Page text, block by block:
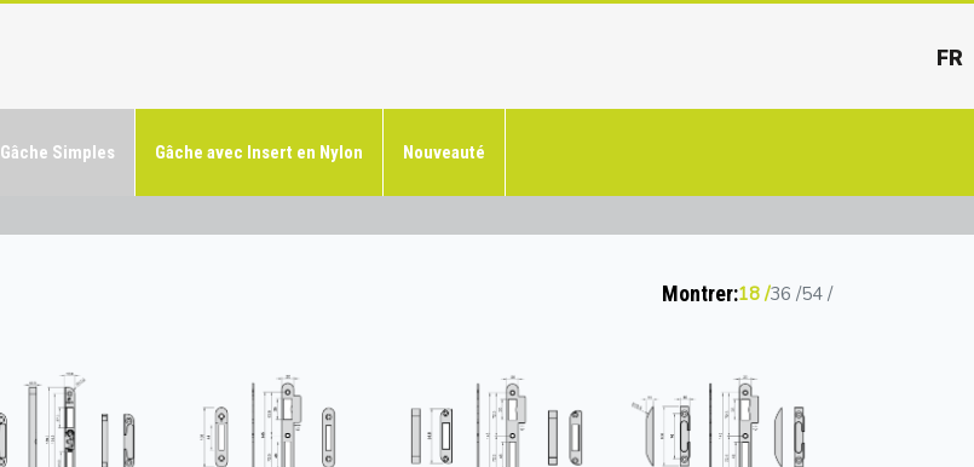
FR
Gâche Simples Gâche avec Insert en Nylon Nouveauté
Montrer:18 36 54